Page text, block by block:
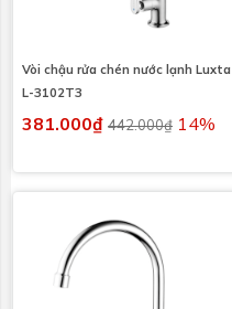
Vòi chậu rửa chén nước lạnh Luxta
L-3102T3
381.000₫ 442.000₫ 14%